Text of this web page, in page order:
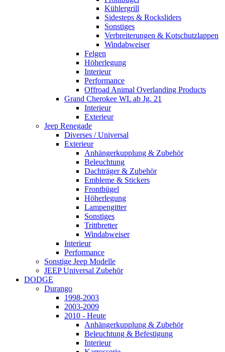
Kühlergrill
Sidesteps & Rocksliders
Sonstiges
Verbreiterungen & Kotschutzlappen
Windabweiser
Felgen
Höherlegung
Interieur
Performance
Offroad Animal Overlanding Products
Grand Cherokee WL ab Jg. 21
Interieur
Exterieur
Jeep Renegade
Diverses / Universal
Exterieur
Anhängerkupplung & Zubehör
Beleuchtung
Dachträger & Zubehör
Embleme & Stickers
Frontbügel
Höherlegung
Lampengitter
Sonstiges
Trittbretter
Windabweiser
Interieur
Performance
Sonstige Jeep Modelle
JEEP Universal Zubehör
DODGE
Durango
1998-2003
2003-2009
2010 - Heute
Anhängerkupplung & Zubehör
Beleuchtung & Befestigung
Interieur